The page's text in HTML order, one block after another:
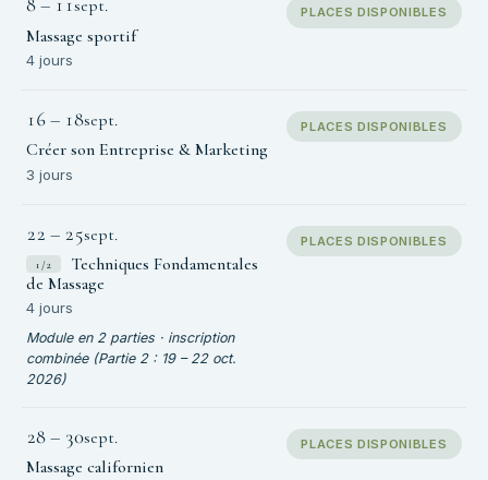
sept.
Massage sportif
4 jours
PLACES DISPONIBLES
16– 18sept.
Créer son Entreprise & Marketing
3 jours
PLACES DISPONIBLES
22 – 25sept.
1/2
Techniques Fondamentales
de Massage
4 jours
Module en 2 parties · inscription
combinée (Partie 2 : 19 – 22 oct.
2026)
PLACES DISPONIBLES
28– 30sept.
Massage californien
PLACES DISPONIBLES